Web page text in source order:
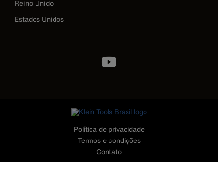
Reino Unido
Estados Unidos
Política de privacidade
Termos e condições
Contato